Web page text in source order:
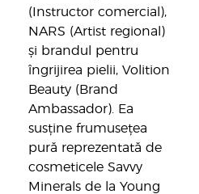
(Instructor comercial),
NARS (Artist regional)
și brandul pentru
îngrijirea pielii, Volition
Beauty (Brand
Ambassador). Ea
susține frumusețea
pură reprezentată de
cosmeticele Savvy
Minerals de la Young